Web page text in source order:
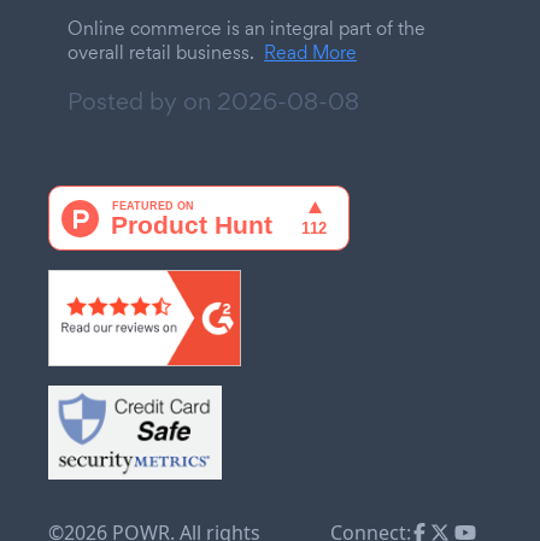
Online commerce is an integral part of the
overall retail business. Read More
Posted by on 2026-08-08
©2026 POWR. All rights Connect: